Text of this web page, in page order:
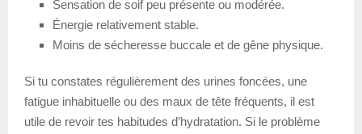
Sensation de soif peu présente ou modérée.
Énergie relativement stable.
Moins de sécheresse buccale et de gêne physique.
Si tu constates régulièrement des urines foncées, une
fatigue inhabituelle ou des maux de tête fréquents, il est
utile de revoir tes habitudes d’hydratation. Si le problème